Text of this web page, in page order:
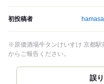
初投稿者
※原価酒場牛タンけいすけ 京都
からご報告ください。
誤